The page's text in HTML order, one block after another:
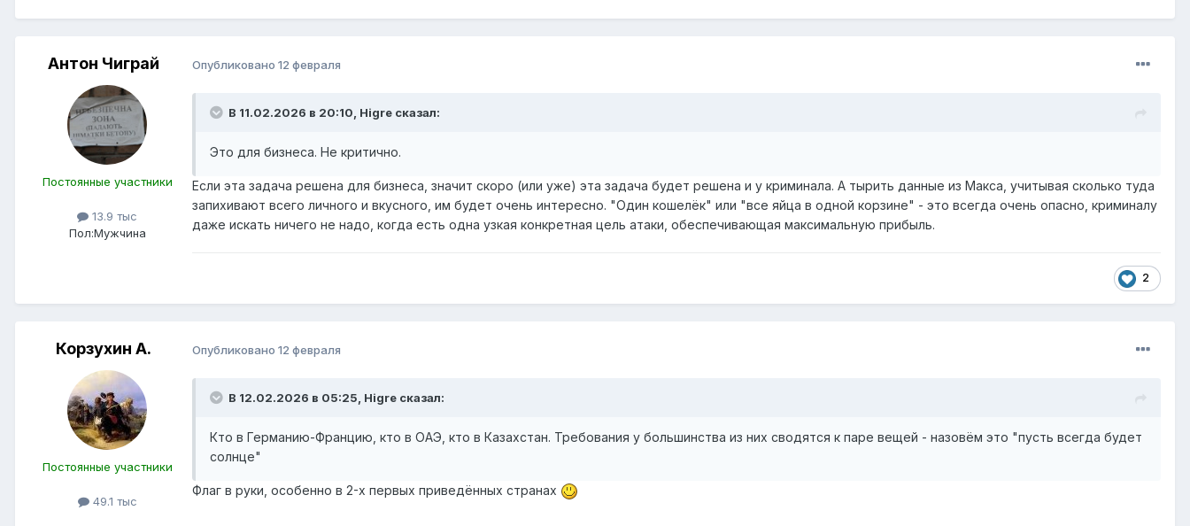
Антон Чиграй
Постоянные участники
13.9 тыс
Пол:Мужчина
Опубликовано 12 февраля
В 11.02.2026 в 20:10, Higre сказал:
Это для бизнеса. Не критично.
Если эта задача решена для бизнеса, значит скоро (или уже) эта задача будет решена и у криминала. А тырить данные из Макса, учитывая сколько туда
запихивают всего личного и вкусного, им будет очень интересно. "Один кошелёк" или "все яйца в одной корзине" - это всегда очень опасно, криминалу
даже искать ничего не надо, когда есть одна узкая конкретная цель атаки, обеспечивающая максимальную прибыль.
2
Корзухин А.
Постоянные участники
49.1 тыс
Опубликовано 12 февраля
В 12.02.2026 в 05:25, Higre сказал:
Кто в Германию-Францию, кто в ОАЭ, кто в Казахстан. Требования у большинства из них сводятся к паре вещей - назовём это "пусть всегда будет
солнце"
Флаг в руки, особенно в 2-х первых приведённых странах